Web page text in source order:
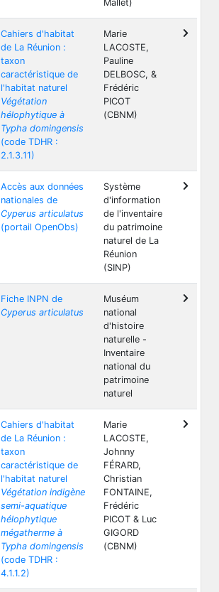
Mallet)
Cahiers d'habitat
de La Réunion :
taxon
caractéristique de
l'habitat naturel
Végétation
hélophytique à
Typha domingensis
(code TDHR :
2.1.3.11)
Marie
LACOSTE,
Pauline
DELBOSC, &
Frédéric
PICOT
(CBNM)
Accès aux données
nationales de
Cyperus articulatus
(portail OpenObs)
Système
d'information
de l'inventaire
du patrimoine
naturel de La
Réunion
(SINP)
Fiche INPN de
Cyperus articulatus
Muséum
national
d'histoire
naturelle -
Inventaire
national du
patrimoine
naturel
Cahiers d'habitat
de La Réunion :
taxon
caractéristique de
l'habitat naturel
Végétation indigène
semi-aquatique
hélophytique
mégatherme à
Typha domingensis
(code TDHR :
4.1.1.2)
Marie
LACOSTE,
Johnny
FÉRARD,
Christian
FONTAINE,
Frédéric
PICOT & Luc
GIGORD
(CBNM)